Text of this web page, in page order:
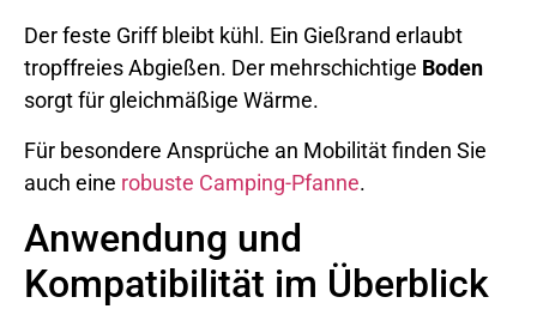
Der feste Griff bleibt kühl. Ein Gießrand erlaubt
tropffreies Abgießen. Der mehrschichtige Boden
sorgt für gleichmäßige Wärme.
Für besondere Ansprüche an Mobilität finden Sie
auch eine robuste Camping-Pfanne.
Anwendung und
Kompatibilität im Überblick